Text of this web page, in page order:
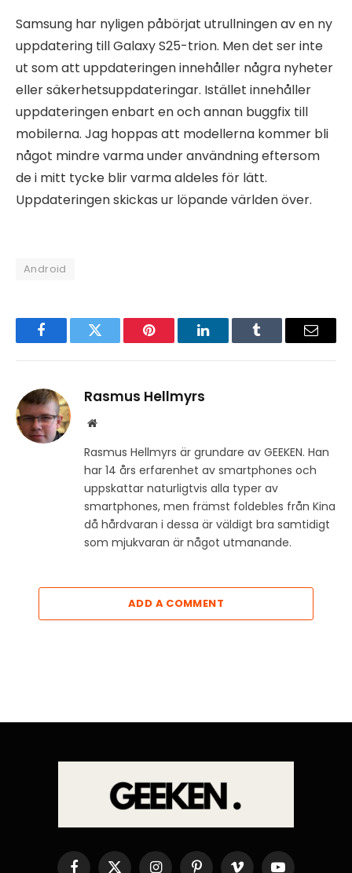
Samsung har nyligen påbörjat utrullningen av en ny
uppdatering till Galaxy S25-trion. Men det ser inte
ut som att uppdateringen innehåller några nyheter
eller säkerhetsuppdateringar. Istället innehåller
uppdateringen enbart en och annan buggfix till
mobilerna. Jag hoppas att modellerna kommer bli
något mindre varma under användning eftersom
de i mitt tycke blir varma aldeles för lätt.
Uppdateringen skickas ur löpande världen över.
Android
FacebookTwitter Pinterest LinkedInTumblr Email
Rasmus Hellmyrs
Website
Rasmus Hellmyrs är grundare av GEEKEN. Han
har 14 års erfarenhet av smartphones och
uppskattar naturligtvis alla typer av
smartphones, men främst foldebles från Kina
då hårdvaran i dessa är väldigt bra samtidigt
som mjukvaran är något utmanande.
ADD A COMMENT